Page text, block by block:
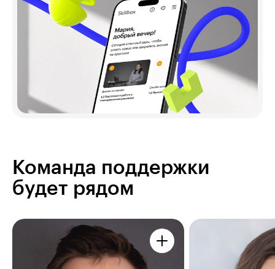
Команда поддержки
будет рядом